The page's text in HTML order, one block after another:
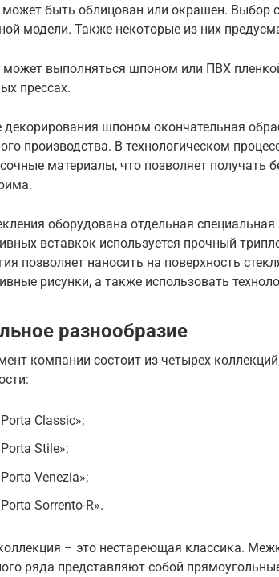
может быть облицован или окрашен. Выбор
модели. Также некоторые из них
может выполняться шпоном или ПВХ
прессах.
декорирования шпоном окончательная
производства. В технологическом
материалы, что позволяет получать
оборудована отдельная
вставкок используется прочный
позволяет наносить на поверхность
рисунки, а также использовать
разнообразие
компании состоит из четырех
Classic»;
Stile»;
Venezia»;
Sorrento-R».
– это нестареющая классика.
ряда представляют собой